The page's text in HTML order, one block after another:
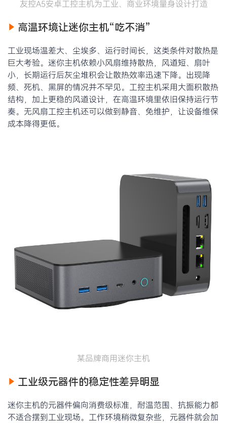
友控A5安卓工控主机为工业、商业环境量身设计打造
高温环境让迷你主机“吃不消”
工业现场温差大、尘埃多、运行时间长，这类条件对散热是
巨大考验。迷你主机依赖小风扇维持散热，风道短、扇叶
小，长期运行后灰尘堆积会让散热效率迅速下降。出现降
频、死机、黑屏的情况并不罕见。工控主机采用大面积散热
结构，加上更稳的风道设计，在高温环境里依旧保持运行节
奏。无风扇工控主机还可以做到静音、免维护，让设备维保
成本降得更低。
某品牌商用迷你主机
工业级元器件的稳定性差异明显
迷你主机的元器件偏向消费级标准，耐温范围、抗振能力都
不适合摆到工业现场。工作环境稍微复杂些，元器件就会加